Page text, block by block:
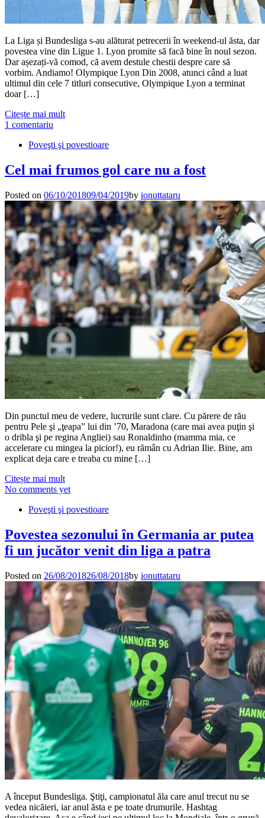
La Liga și Bundesliga s-au alăturat petrecerii în weekend-ul ăsta, dar
povestea vine din Ligue 1. Lyon promite să facă bine în noul sezon.
Dar așezați-vă comod, că avem destule chestii despre care să
vorbim. Andiamo! Olympique Lyon Din 2008, atunci când a luat
ultimul din cele 7 titluri consecutive, Olympique Lyon a terminat
doar […]
Citește mai mult
1 comentariu
Poveşti şi povestioare
Cel mai frumos gol care nu a fost
Posted on 06/10/201809/04/2019by ionuttataru
Din punctul meu de vedere, lucrurile sunt clare. Cu părere de rău
pentru Pele şi „ţeapa” lui din ’70, Maradona (care mai avea puţin şi
o dribla şi pe regina Angliei) sau Ronaldinho (mamma mia, ce
accelerare cu mingea la picior!), eu rămân cu Adrian Ilie. Bine, am
explicat deja care e treaba cu mine […]
Citește mai mult
No comments yet
Poveşti şi povestioare
Povestea sezonului în Germania ar putea
fi un jucător venit din liga a patra
Posted on 26/08/201826/08/2018by ionuttataru
A început Bundesliga. Ştiţi, campionatul ăla care anul trecut nu se
vedea nicăieri, iar anul ăsta e pe toate drumurile. Hashtag